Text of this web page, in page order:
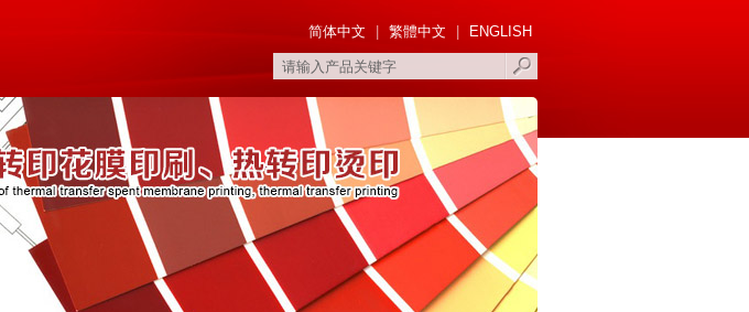
简体中文 繁體中文 ENGLISH